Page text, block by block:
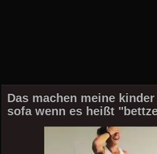
Das machen meine
sofa wenn es heißt